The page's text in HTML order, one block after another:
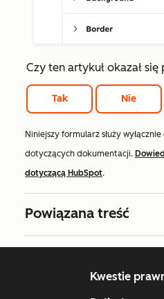
Czy ten artykuł okazał
Tak Nie
Niniejszy formularz służy
dotyczących dokumentacji.
dotyczącą HubSpot.
Powiązana treść
Kwestie